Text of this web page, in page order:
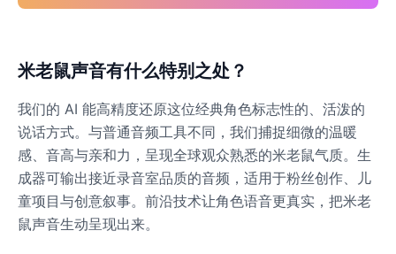
Male @ByteFlow
Caine
Cyn
Female @CherryNova
Daddy Pig
米老鼠声音有什么特别之处？
我们的 AI 能高精度还原这位经典角色标志性的、活泼的
说话方式。与普通音频工具不同，我们捕捉细微的温暖
感、音高与亲和力，呈现全球观众熟悉的米老鼠气质。生
成器可输出接近录音室品质的音频，适用于粉丝创作、儿
童项目与创意叙事。前沿技术让角色语音更真实，把米老
鼠声音生动呈现出来。